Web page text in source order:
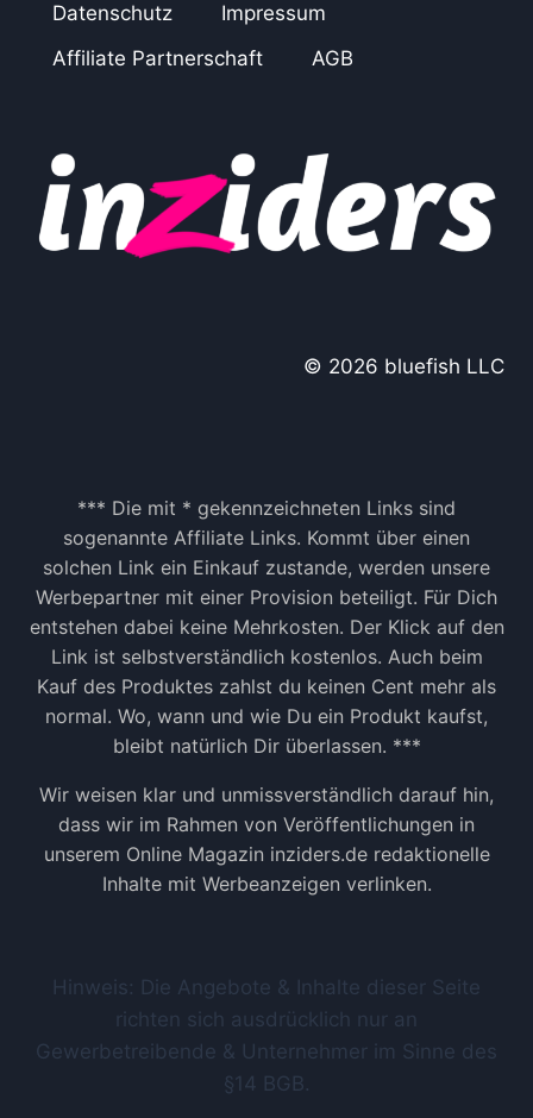
Datenschutz
Impressum
Affiliate Partnerschaft
AGB
© 2026 bluefish LLC
*** Die mit * gekennzeichneten Links sind
sogenannte Affiliate Links. Kommt über einen
solchen Link ein Einkauf zustande, werden unsere
Werbepartner mit einer Provision beteiligt. Für Dich
entstehen dabei keine Mehrkosten. Der Klick auf den
Link ist selbstverständlich kostenlos. Auch beim
Kauf des Produktes zahlst du keinen Cent mehr als
normal. Wo, wann und wie Du ein Produkt kaufst,
bleibt natürlich Dir überlassen. ***
Wir weisen klar und unmissverständlich darauf hin,
dass wir im Rahmen von Veröffentlichungen in
unserem Online Magazin inziders.de redaktionelle
Inhalte mit Werbeanzeigen verlinken.
Hinweis: Die Angebote & Inhalte dieser Seite
richten sich ausdrücklich nur an
Gewerbetreibende & Unternehmer im Sinne des
§14 BGB.